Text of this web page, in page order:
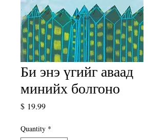
Би энэ үгийг аваад
минийх болгоно
$ 19.99Price
Quantity *